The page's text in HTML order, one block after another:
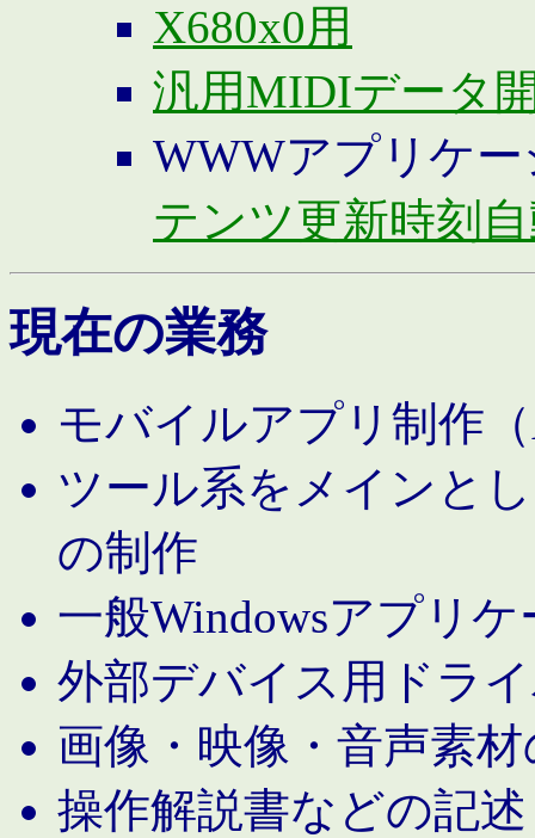
X680x0用
汎用MIDIデータ
WWWアプリケ
テンツ更新時刻
現在の業務
モバイルアプリ制作
ツール系をメインと
の制作
一般Windowsアプリ
外部デバイス用ドラ
画像・映像・音声素
操作解説書などの記